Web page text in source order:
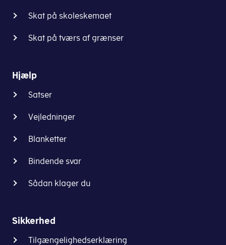
Skat på skoleskemaet
Skat på tværs af grænser
Hjælp
Satser
Vejledninger
Blanketter
Bindende svar
Sådan klager du
Sikkerhed
Tilgængelighedserklæring